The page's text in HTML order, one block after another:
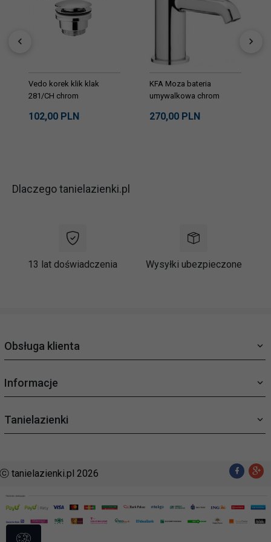
Vedo korek klik klak
281/CH chrom
102,00 PLN
KFA Moza bateria
umywalkowa chrom
270,00 PLN
Dlaczego tanielazienki.pl
13 lat doświadczenia Wysyłki ubezpieczone
Obsługa klienta
Informacje
Tanielazienki
sklep@tanielazienki.pl
ⓒ tanielazienki.pl 2026